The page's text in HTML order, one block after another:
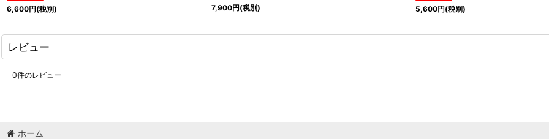
6,600円(税別)
7,900円(税別) 5,600円(税別)
レビュー
0件のレビュー
ホーム